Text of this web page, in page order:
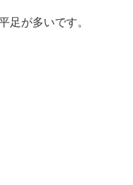
足が多いです。